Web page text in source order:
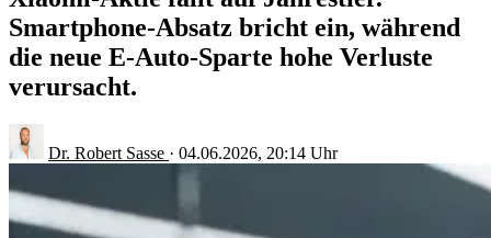
Smartphone-Absatz bricht ein, während
die neue E-Auto-Sparte hohe Verluste
verursacht.
Dr. Robert Sasse · 04.06.2026, 20:14 Uhr